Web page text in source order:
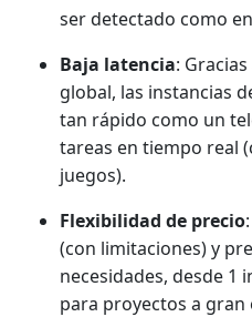
ser detectado como
Baja latencia:
global, las instancias
tan rápido como un
tareas en tiempo real
juegos).
Flexibilidad de precio
(con limitaciones) y
necesidades, desde 1
para proyectos a gran